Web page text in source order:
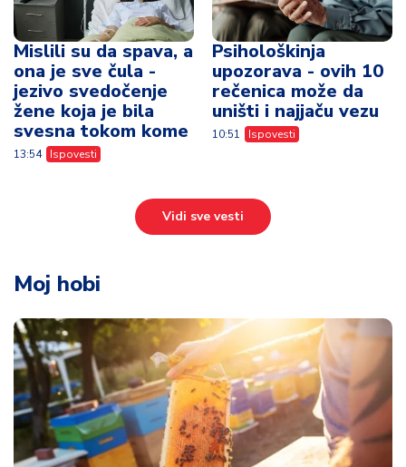
Mislili su da spava, a
ona je sve čula -
jezivo svedočenje
žene koja je bila
svesna tokom kome
13:54 Ispovesti
Psihološkinja
upozorava - ovih 10
rečenica može da
uništi i najjaču vezu
10:51 Ispovesti
Vidi sve vesti
Moj hobi